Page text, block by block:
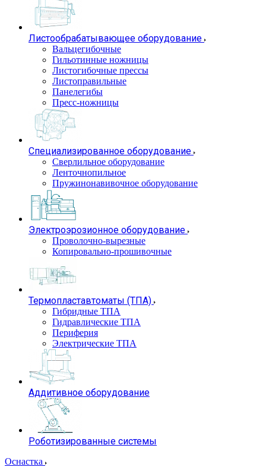
Листообрабатывающее оборудование
Вальцегибочные
Гильотинные ножницы
Листогибочные прессы
Листоправильные
Панелегибы
Пресс-ножницы
Специализированное оборудование
Сверлильное оборудование
Ленточнопильное
Пружинонавивочное оборудование
Электроэрозионное оборудование
Проволочно-вырезные
Копировально-прошивочные
Термопластавтоматы (ТПА)
Гибридные ТПА
Гидравлические ТПА
Периферия
Электрические ТПА
Аддитивное оборудование
Роботизированные системы
Оснастка